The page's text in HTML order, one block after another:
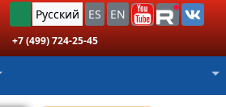
Русский ES EN
+7 (499) 724-25-45